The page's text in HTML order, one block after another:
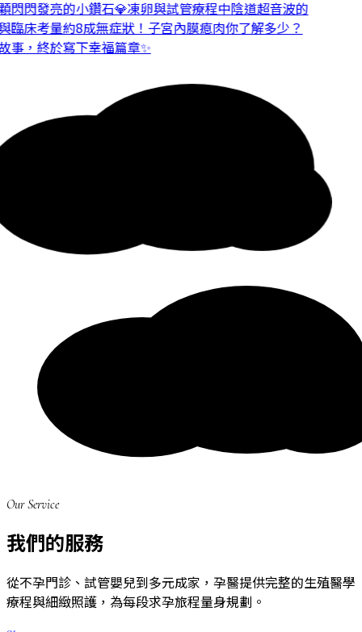
閃發亮的小鑽石💎凍卵與試管療程中陰道超音波的
床考量約8成無症狀！子宮內膜瘜肉你了解多少？
，終於寫下幸福篇章✨
Our Service
我們的服務
從不孕門診、試管嬰兒到多元成家，孕醫提供完整的生殖醫學
療程與細緻照護，為每段求孕旅程量身規劃。